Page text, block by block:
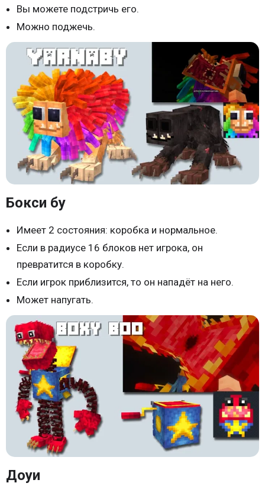
Вы можете подстричь его.
Можно поджечь.
Бокси бу
Имеет 2 состояния: коробка и нормальное.
Если в радиусе 16 блоков нет игрока, он
превратится в коробку.
Если игрок приблизится, то он нападёт на него.
Может напугать.
Доуи